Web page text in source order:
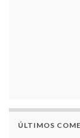
ÚLTIMOS